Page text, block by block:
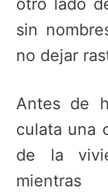
otro lado
sin
no dejar
Antes de
culata una
de la